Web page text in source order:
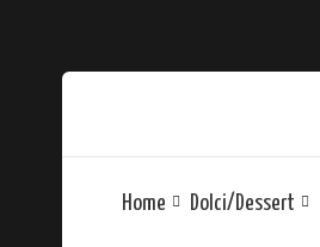
Home Dolci/Dessert